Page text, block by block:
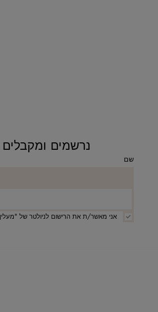
נרשמים ומקבלים 10% הנחה לקנייה הבאה שלכם באתר!
שם
אני מאשר/ת את הרישום לניולטר של